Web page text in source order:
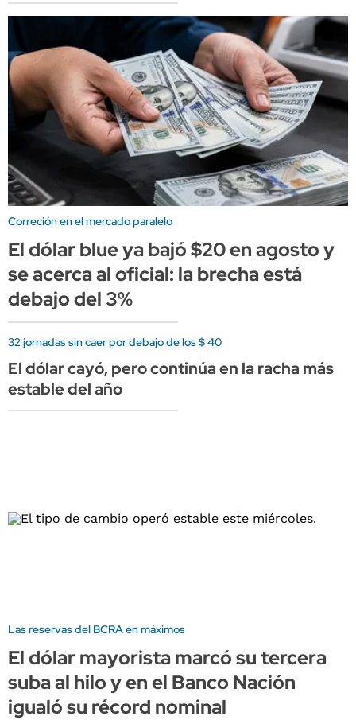
Correción en el mercado paralelo
El dólar blue ya bajó $20 en agosto y
se acerca al oficial: la brecha está
debajo del 3%
32 jornadas sin caer por debajo de los $ 40
El dólar cayó, pero continúa en la racha más
estable del año
Las reservas del BCRA en máximos
El dólar mayorista marcó su tercera
suba al hilo y en el Banco Nación
igualó su récord nominal